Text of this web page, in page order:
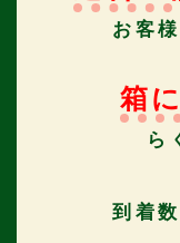
お客
箱
ら
到着